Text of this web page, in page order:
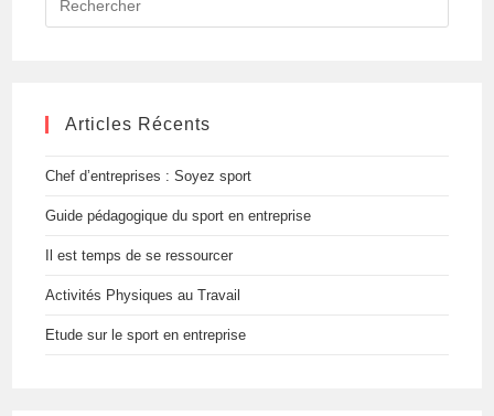
Articles Récents
Chef d’entreprises : Soyez sport
Guide pédagogique du sport en entreprise
Il est temps de se ressourcer
Activités Physiques au Travail
Etude sur le sport en entreprise